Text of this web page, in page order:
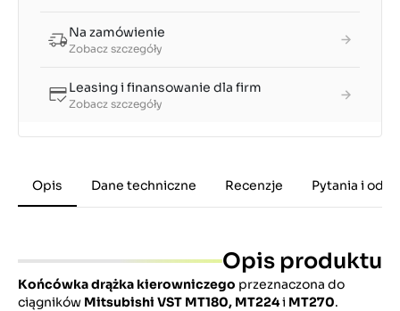
Na zamówienie
Zobacz szczegóły
Leasing i finansowanie dla firm
Zobacz szczegóły
Opis Dane techniczne Recenzje Pytania i
Opis produktu
Końcówka drążka kierowniczego przeznaczona do
ciągników Mitsubishi VST MT180, MT224i MT270.